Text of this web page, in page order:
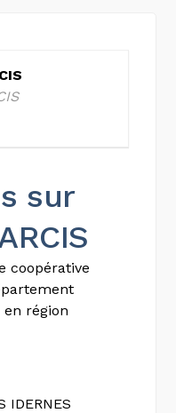
sur
coopérative
en région
IDERNES